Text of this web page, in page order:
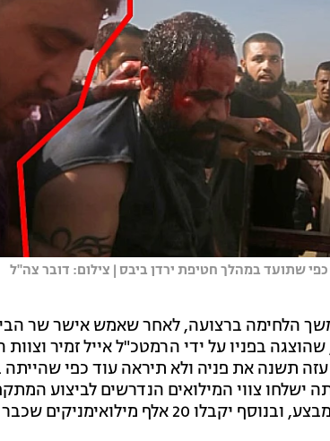
שתועד במהלך חטיפת ירדן ביבס | צילום: דובר צה"ל
הלחימה ברצועה, לאחר שאמש אישר שר
שהוצגה בפניו על ידי הרמטכ"ל אייל זמיר
תשנה את פניה ולא תיראה עוד כפי
קיבלו היום צו גיוס לטובת המבצע, ובנוסף יקבלו